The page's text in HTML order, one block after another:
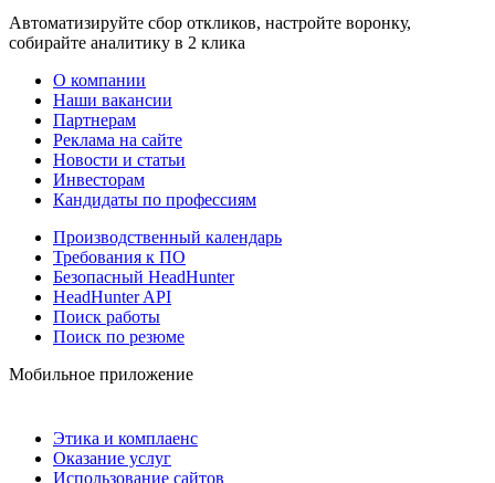
Автоматизируйте сбор откликов, настройте воронку,
собирайте аналитику в 2 клика
О компании
Наши вакансии
Партнерам
Реклама на сайте
Новости и статьи
Инвесторам
Кандидаты по профессиям
Производственный календарь
Требования к ПО
Безопасный HeadHunter
HeadHunter API
Поиск работы
Поиск по резюме
Мобильное приложение
Этика и комплаенс
Оказание услуг
Использование сайтов